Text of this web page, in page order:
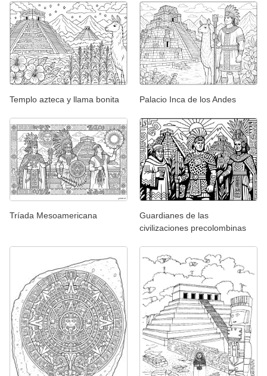
Templo azteca y llama bonita Palacio Inca de los Andes
Tríada Mesoamericana
Guardianes de las
civilizaciones precolombinas